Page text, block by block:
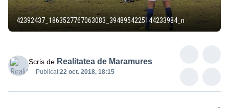
42392437_1863527767063083_3948954225144233984_n
Scris de Realitatea de Maramures
Publicat:22 oct. 2018, 18:15